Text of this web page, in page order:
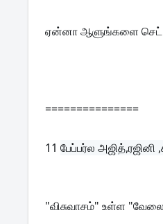
ஏன்னா ஆளுங்களை
===============
11 பேப்பர்ல
"விசுவாசம்" உள்ள